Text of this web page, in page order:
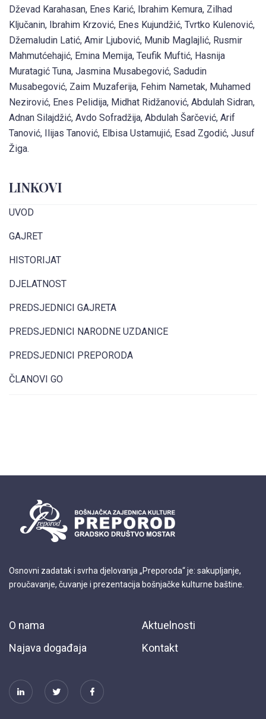
Dževad Karahasan, Enes Karić, Ibrahim Kemura, Zilhad
Ključanin, Ibrahim Krzović, Enes Kujundžić, Tvrtko Kulenović,
Džemaludin Latić, Amir Ljubović, Munib Maglajlić, Rusmir
Mahmutćehajić, Emina Memija, Teufik Muftić, Hasnija
Muratagić Tuna, Jasmina Musabegović, Sadudin
Musabegović, Zaim Muzaferija, Fehim Nametak, Muhamed
Nezirović, Enes Pelidija, Midhat Ridžanović, Abdulah Sidran,
Adnan Silajdžić, Avdo Sofradžija, Abdulah Šarčević, Arif
Tanović, Ilijas Tanović, Elbisa Ustamujić, Esad Zgodić, Jusuf
Žiga.
LINKOVI
UVOD
GAJRET
HISTORIJAT
DJELATNOST
PREDSJEDNICI GAJRETA
PREDSJEDNICI NARODNE UZDANICE
PREDSJEDNICI PREPORODA
ČLANOVI GO
Osnovni zadatak i svrha djelovanja „Preporoda“ je: sakupljanje,
proučavanje, čuvanje i prezentacija bošnjačke kulturne baštine.
O nama
Aktuelnosti
Najava događaja
Kontakt